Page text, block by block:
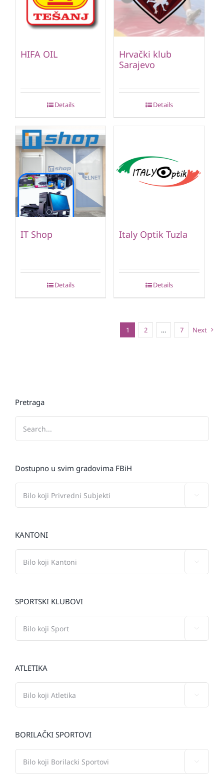
HIFA OIL
Details
Hrvački klub
Sarajevo
Details
IT Shop
Details
Italy Optik Tuzla
Details
1 2 … 7 Next
Pretraga
Dostupno u svim gradovima FBiH
KANTONI
SPORTSKI KLUBOVI
ATLETIKA
BORILAČKI SPORTOVI